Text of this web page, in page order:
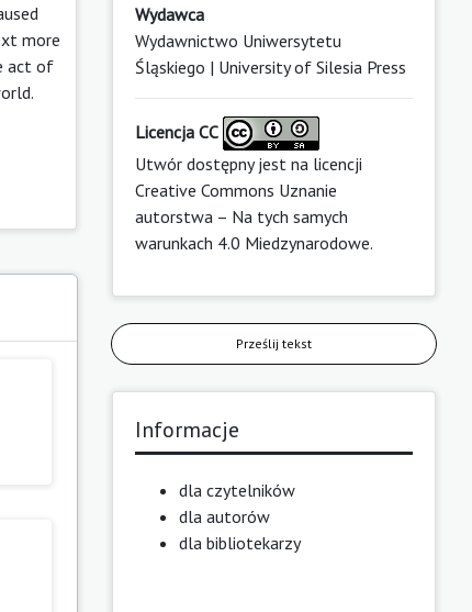
more
act of
Wydawca
Wydawnictwo Uniwersytetu
Śląskiego | University of Silesia Press
Licencja CC
Utwór dostępny jest na licencji
Creative Commons Uznanie
autorstwa – Na tych samych
warunkach 4.0 Miedzynarodowe.
Prześlij tekst
Informacje
dla czytelników
dla autorów
dla bibliotekarzy